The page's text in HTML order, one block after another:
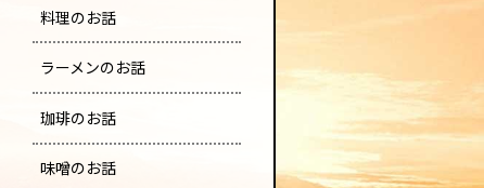
料理のお話
ラーメンのお話
珈琲のお話
味噌のお話